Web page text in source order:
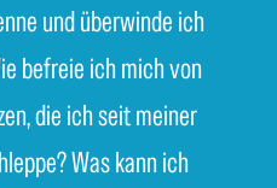
und überwinde ich
befreie ich mich von
die ich seit meiner
Was kann ich